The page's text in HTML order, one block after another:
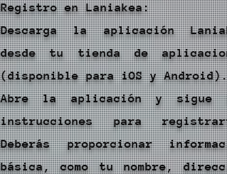
Registro en Laniakea:
Descarga la aplicación
desde tu tienda de
(disponible para iOS y
Abre la aplicación y sigue
instrucciones para
Deberás proporcionar
básica, como tu nombre,